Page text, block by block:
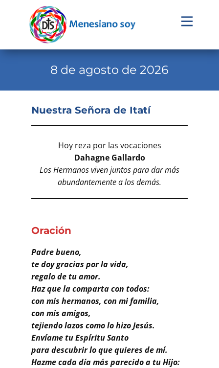
Evangelio
Institucional
Familia Menesiana
Pastoral Vocacional
Contacto
8 de agosto de 2026
Nuestra Señora de Itatí
Hoy reza por las vocaciones
Dahagne Gallardo
Los Hermanos viven juntos para dar más
abundantemente a los demás.
Oración
Padre bueno,
te doy gracias por la vida,
regalo de tu amor.
Haz que la comparta con todos:
con mis hermanos, con mi familia,
con mis amigos,
tejiendo lazos como lo hizo Jesús.
Envíame tu Espíritu Santo
para descubrir lo que quieres de mí.
Hazme cada día más parecido a tu Hijo: